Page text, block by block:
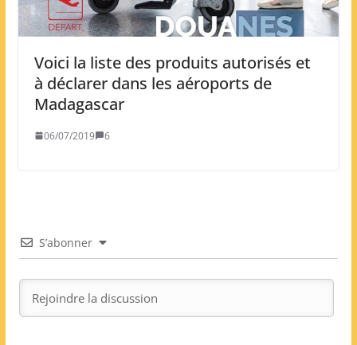
Voici la liste des produits autorisés et
à déclarer dans les aéroports de
Madagascar
06/07/2019 6
S’abonner